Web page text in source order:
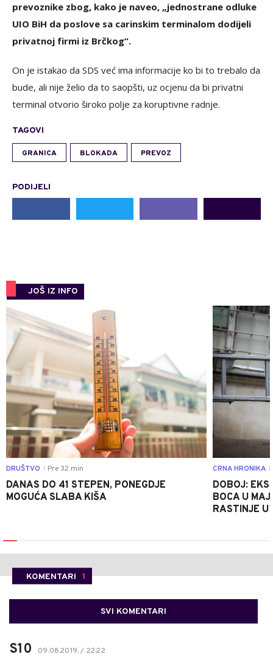
prevoznike zbog, kako je naveo, „jednostrane odluke
UIO BiH da poslove sa carinskim terminalom dodijeli
privatnoj firmi iz Brčkog“.
On je istakao da SDS već ima informacije ko bi to trebalo da
bude, ali nije želio da to saopšti, uz ocjenu da bi privatni
terminal otvorio široko polje za koruptivne radnje.
TAGOVI
GRANICA BLOKADA PREVOZ
PODIJELI
JOŠ IZ INFO
DRUŠTVO Pre 32 min
DANAS DO 41 STEPEN, PONEGDJE
MOGUĆA SLABA KIŠA
CRNA HRONIKA
DOBOJ:
BOCA U
RASTINJE U
KOMENTARI 1
SVI KOMENTARI
S10 09.08.2019. / 22:22